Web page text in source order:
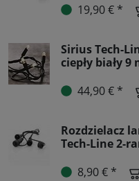
19,90 € *
Sirius Tech-
ciepły biały
44,90 € *
Rozdzielacz
Tech-Line 2-
8,90 € *